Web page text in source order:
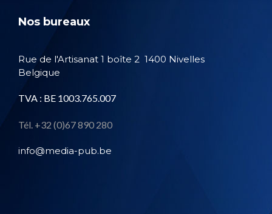
Nos bureaux
Rue de l'Artisanat 1 boîte 2 1400 Nivelles
Belgique
TVA : BE 1003.765.007
Tél. +32 (0)67 890 280
info@media-pub.be